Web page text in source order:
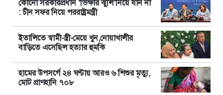
কোনো সরকারপ্রধান ‘ভিক্ষার ঝুলি’নিয়ে যান না
: চীন সফর নিয়ে পররাষ্ট্রমন্ত্রী
ইতালিতে স্বামী-স্ত্রী-মেয়ে খুন,নোয়াখালীর
বাড়িতে এসেছিল হত্যার হুমকি
হামের উপসর্গে ২৪ ঘণ্টায় আরও ৬ শিশুর মৃত্যু,
মোট প্রাণহানি ৭০৮